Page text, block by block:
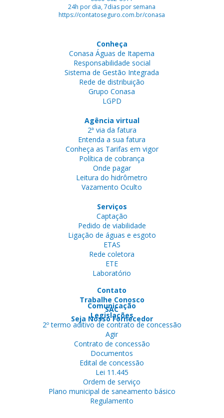
24h por dia, 7dias por semana
https://contatoseguro.com.br/conasa
Conheça
Conasa Águas de Itapema
Responsabilidade social
Sistema de Gestão Integrada
Rede de distribuição
Grupo Conasa
LGPD
Agência virtual
2ª via da fatura
Entenda a sua fatura
Conheça as Tarifas em vigor
Política de cobrança
Onde pagar
Leitura do hidrômetro
Vazamento Oculto
Serviços
Captação
Pedido de viabilidade
Ligação de águas e esgoto
ETAS
Rede coletora
ETE
Laboratório
Contato
Trabalhe Conosco
SAC
Seja Nosso Fornecedor
Comunicação
Legislações
2º termo aditivo de contrato de concessão
Agir
Contrato de concessão
Documentos
Edital de concessão
Lei 11.445
Ordem de serviço
Plano municipal de saneamento básico
Regulamento